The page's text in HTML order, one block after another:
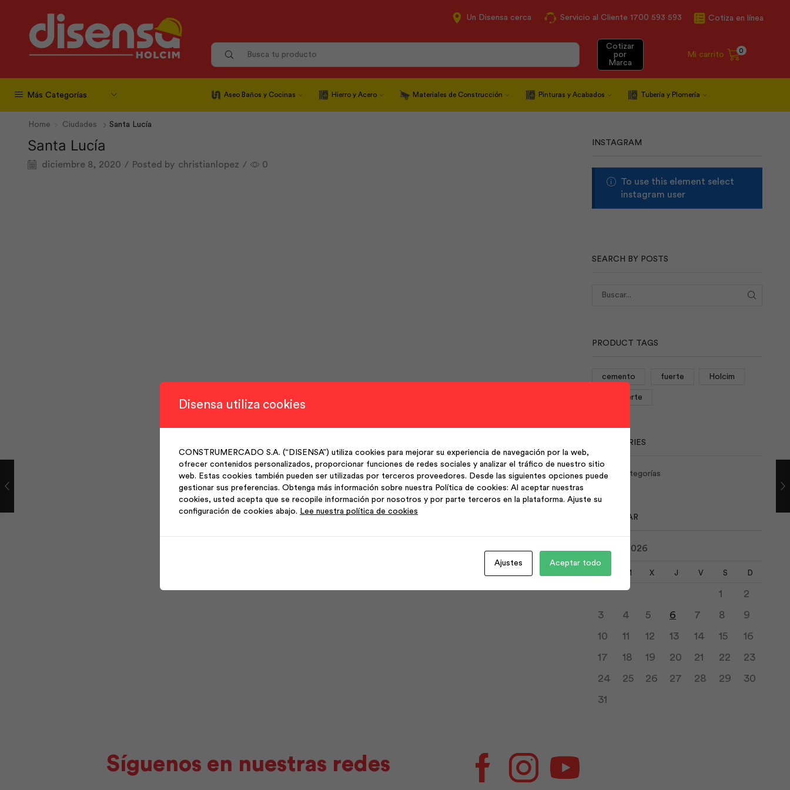
Un Disensa cerca Servicio al Cliente 1700 593 593 Cotiza en línea
Cotizar
por
Marca
Mi carrito 0
Más Categorías Aseo Baños y Cocinas Hierro y Acero Materiales de Construcción Pinturas y Acabados Tubería y Plomería
Home Ciudades Santa Lucía
Santa Lucía
diciembre 8, 2020 / Posted by christianlopez / 0
INSTAGRAM
To use this element select
instagram user
SEARCH BY POSTS
PRODUCT TAGS
cemento fuerte Holcim
rocafuerte
CATEGORIES
No hay categorías
CALENDAR
agosto 2026
M X J V S D
1
2
3
4 5 6 7 8
9
10
11 12 13 14 15
16
17
18 19 20 21 22
23
24
25 26 27 28 29
30
31
Síguenos en nuestras redes FacebookInstagramYoutube
Disensa utiliza cookies
CONSTRUMERCADO S.A. (“DISENSA”) utiliza cookies para mejorar su experiencia de navegación por la web,
ofrecer contenidos personalizados, proporcionar funciones de redes sociales y analizar el tráfico de nuestro sitio
web. Estas cookies también pueden ser utilizadas por terceros proveedores. Desde las siguientes opciones puede
gestionar sus preferencias. Obtenga más información sobre nuestra Política de cookies: Al aceptar nuestras
cookies, usted acepta que se recopile información por nosotros y por parte terceros en la plataforma. Ajuste su
configuración de cookies abajo. Lee nuestra política de cookies
Ajustes Aceptar todo